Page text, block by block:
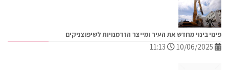
פינוי בינוי מחדש את העיר ומייצר הזדמנויות לשיפוצניקים